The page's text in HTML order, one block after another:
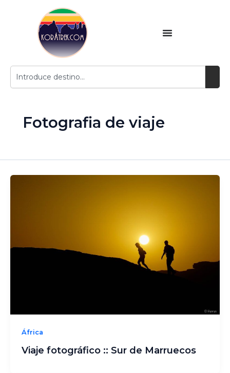
contenido
Buscar
Fotografia de viaje
África
Viaje fotográfico :: Sur de Marruecos